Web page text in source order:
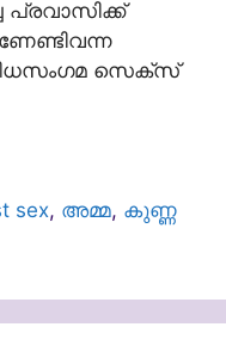
പ്രവാസിക്ക്
സെക്സ്
sex, അമ്മ, കുണ്ണ